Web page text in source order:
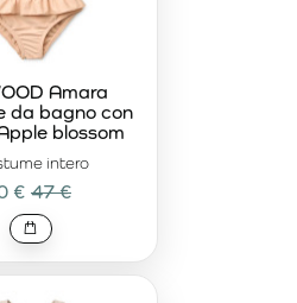
rapida e delicati sulla
per tutto il giorno, mentre le
movimento naturale durante il
premium assicura che i costumi
anche dopo utilizzi
LIEWOOD
compromessi tra estetica,
bagno non sono solo un
ma anche un elemento stiloso
il look. Il design senza
intero
Amara
da bagno con
blossom
€ 47 €